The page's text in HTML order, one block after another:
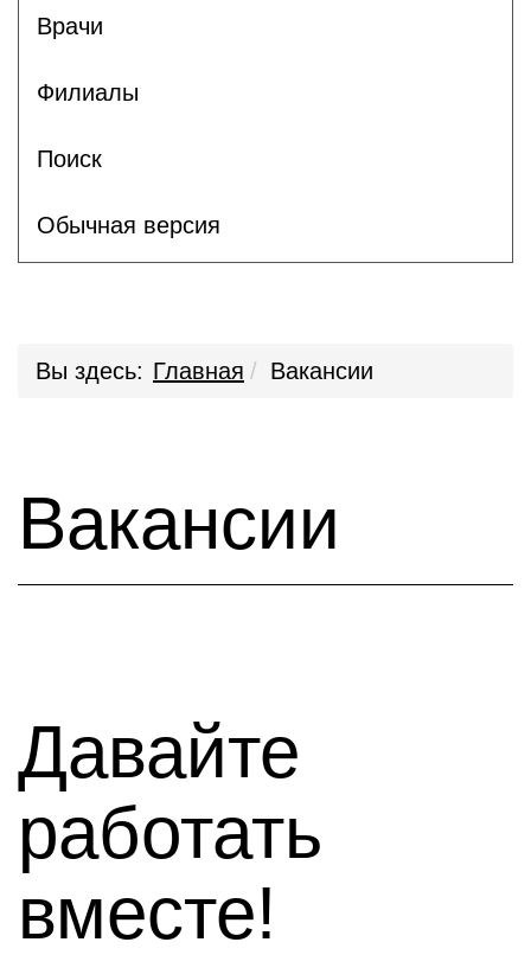
Врачи
Филиалы
Поиск
Обычная версия
Вы здесь: Главная Вакансии
Вакансии
Давайте
работать
вместе!